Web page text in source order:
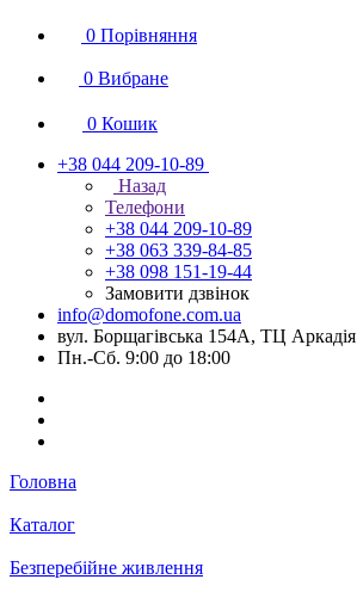
0 Порівняння
0 Вибране
0 Кошик
+38 044 209-10-89
Назад
Телефони
+38 044 209-10-89
+38 063 339-84-85
+38 098 151-19-44
Замовити дзвінок
info@domofone.com.ua
вул. Борщагівська 154А, ТЦ Аркадія
Пн.-Сб. 9:00 до 18:00
Головна
Каталог
Безперебійне живлення